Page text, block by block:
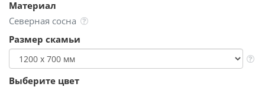
Материал
Северная сосна
Размер скамьи
Выберите цвет